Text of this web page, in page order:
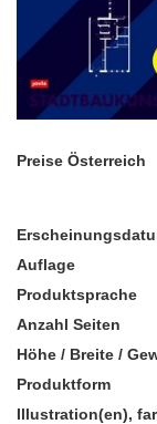
Preise Österreich
Auflage
Produktsprache
Anzahl Seiten
Höhe / Breite /
Produktform
Illustration(en),